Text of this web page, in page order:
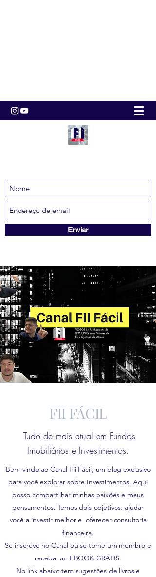
Enviar
FII FÁCIL
Tudo de mais atual em Fundos
Imobiliários e Investimentos.
Bem-vindo ao Canal Fii Fácil, um blog exclusivo
para você explorar sobre Investimentos. Aqui
posso compartilhar minhas paixões e meus
pensamentos. Temos dois objetivos: ajudar
você a investir melhor e oferecer consultoria
financeira.
Se inscreve no Canal ou se torne um membro e
receba um EBOOK GRÁTIS.
No link abaixo tem sugestões de livros e